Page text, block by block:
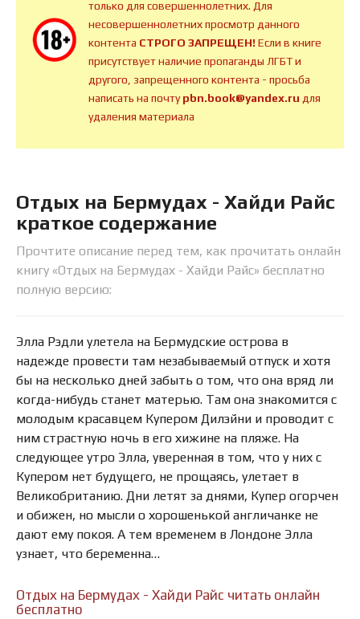
только для совершеннолетних. Для
несовершеннолетних просмотр данного
контента СТРОГО ЗАПРЕЩЕН!Если в книге
присутствует наличие пропаганды ЛГБТ и
другого, запрещенного контента - просьба
написать на почтуpbn.book@yandex.ru для
удаления материала
Отдых на Бермудах - Хайди Райс
краткое содержание
Прочтите описание перед тем, как прочитать онлайн
книгу «Отдых на Бермудах - Хайди Райс» бесплатно
полную версию:
Элла Рэдли улетела на Бермудские острова в
надежде провести там незабываемый отпуск и хотя
бы на несколько дней забыть о том, что она вряд ли
когда-нибудь станет матерью. Там она знакомится с
молодым красавцем Купером Дилэйни и проводит с
ним страстную ночь в его хижине на пляже. На
следующее утро Элла, уверенная в том, что у них с
Купером нет будущего, не прощаясь, улетает в
Великобританию. Дни летят за днями, Купер огорчен
и обижен, но мысли о хорошенькой англичанке не
дают ему покоя. А тем временем в Лондоне Элла
узнает, что беременна…
Отдых на Бермудах - Хайди Райс читать онлайн
бесплатно